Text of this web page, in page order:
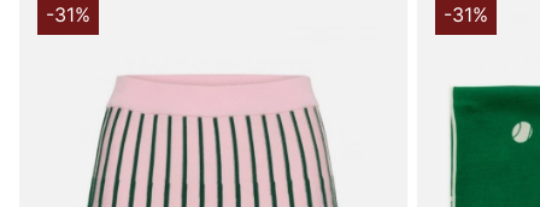
-31% -31%